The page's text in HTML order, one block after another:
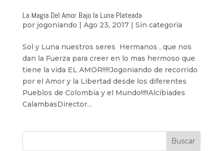
La Magia Del Amor Bajo la Luna Plateada
por jogoniando | Ago 23, 2017| Sin categoría
Sol y Luna nuestros seres Hermanos , que nos
dan la Fuerza para creer en lo mas hermoso que
tiene la vida EL AMOR!!!!!Jogoniando de recorrido
por el Amor y la Libertad desde los diferentes
Pueblos de Colombia y el Mundo!!!!!Alcibiades
CalambasDirector...
Buscar